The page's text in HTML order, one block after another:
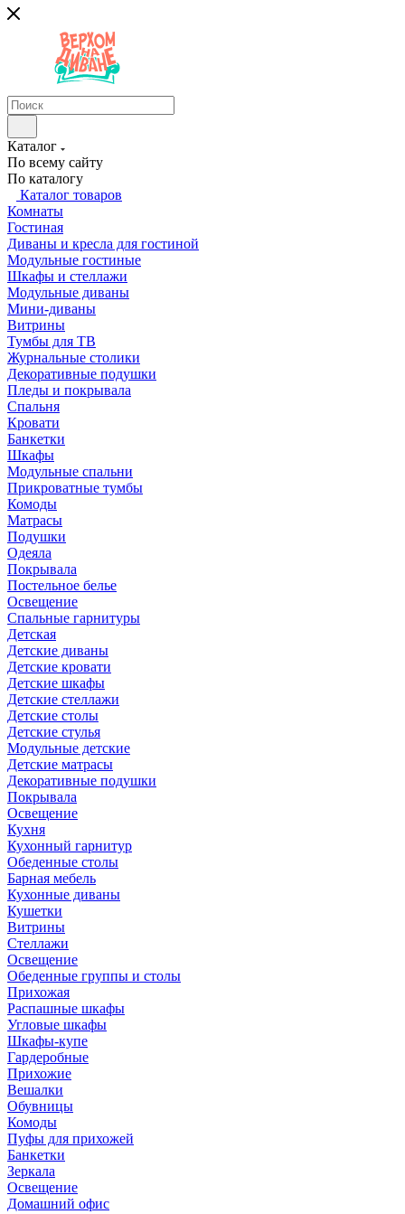
Каталог
По всему сайту
По каталогу
Каталог товаров
Комнаты
Гостиная
Диваны и кресла для гостиной
Модульные гостиные
Шкафы и стеллажи
Модульные диваны
Мини-диваны
Витрины
Тумбы для ТВ
Журнальные столики
Декоративные подушки
Пледы и покрывала
Спальня
Кровати
Банкетки
Шкафы
Модульные спальни
Прикроватные тумбы
Комоды
Матрасы
Подушки
Одеяла
Покрывала
Постельное белье
Освещение
Спальные гарнитуры
Детская
Детские диваны
Детские кровати
Детские шкафы
Детские стеллажи
Детские столы
Детские стулья
Модульные детские
Детские матрасы
Декоративные подушки
Покрывала
Освещение
Кухня
Кухонный гарнитур
Обеденные столы
Барная мебель
Кухонные диваны
Кушетки
Витрины
Стеллажи
Освещение
Обеденные группы и столы
Прихожая
Распашные шкафы
Угловые шкафы
Шкафы-купе
Гардеробные
Прихожие
Вешалки
Обувницы
Комоды
Пуфы для прихожей
Банкетки
Зеркала
Освещение
Домашний офис